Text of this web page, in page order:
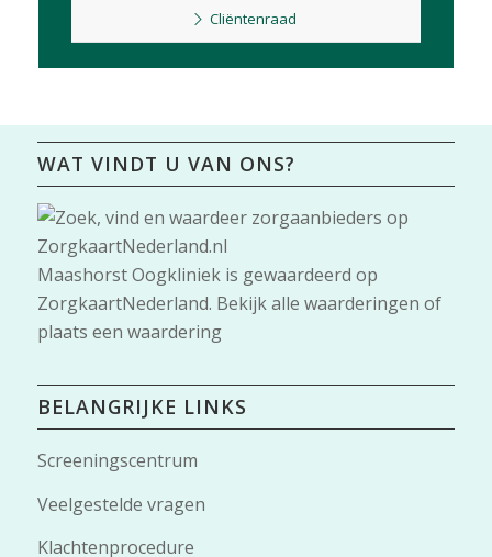
Cliëntenraad
WAT VINDT U VAN ONS?
Maashorst Oogkliniekis gewaardeerd op
ZorgkaartNederland. Bekijk alle waarderingen of
plaats een waardering
BELANGRIJKE LINKS
Screeningscentrum
Veelgestelde vragen
Klachtenprocedure